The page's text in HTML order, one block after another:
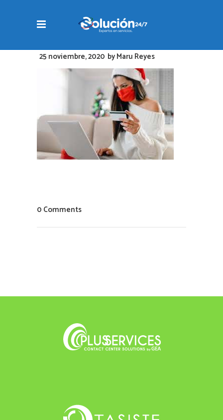
25 noviembre, 2020 byMaru Reyes
0 Comments